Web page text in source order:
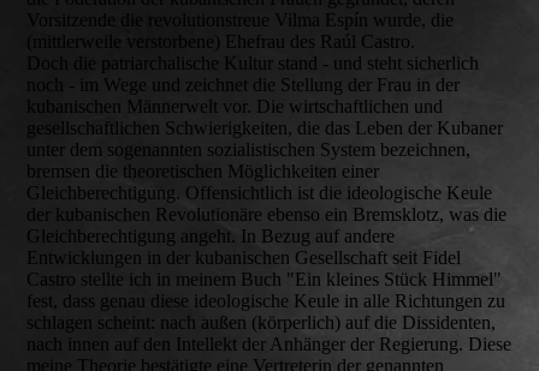
Vorsitzende die revolutionstreue Vilma Espín wurde, die
(mittlerweile verstorbene) Ehefrau des Raúl Castro.
Doch die patriarchalische Kultur stand - und steht sicherlich
noch - im Wege und zeichnet die Stellung der Frau in der
kubanischen Männerwelt vor. Die wirtschaftlichen und
gesellschaftlichen Schwierigkeiten, die das Leben der Kubaner
unter dem sogenannten sozialistischen System bezeichnen,
bremsen die theoretischen Möglichkeiten einer
Gleichberechtigung. Offensichtlich ist die ideologische Keule
der kubanischen Revolutionäre ebenso ein Bremsklotz, was die
Gleichberechtigung angeht. In Bezug auf andere
Entwicklungen in der kubanischen Gesellschaft seit Fidel
Castro stellte ich in meinem Buch "Ein kleines Stück Himmel"
fest, dass genau diese ideologische Keule in alle Richtungen zu
schlagen scheint: nach außen (körperlich) auf die Dissidenten,
nach innen auf den Intellekt der Anhänger der Regierung. Diese
meine Theorie bestätigte eine Vertreterin der genannten